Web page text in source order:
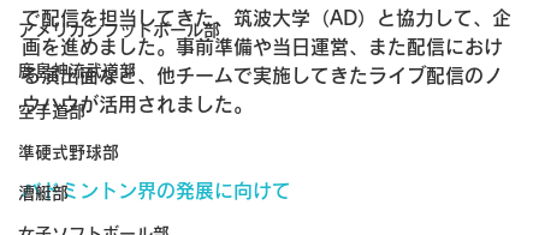
アメリカンフットボール部
鹿島神流武道部
空手道部
準硬式野球部
漕艇部
で配信を担当してきた、筑波大学（AD）と協力して、企
画を進めました。事前準備や当日運営、また配信におけ
る演出面など、他チームで実施してきたライブ配信のノ
ウハウが活用されました。
バドミントン界の発展に向けて